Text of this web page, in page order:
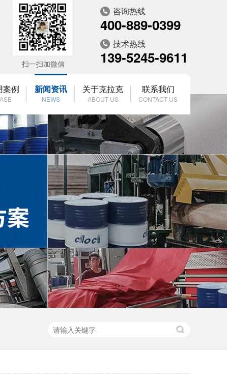
咨询热线
400-889-0399
技术热线
139-5245-9611
扫一扫加微信
案例 新闻资讯
NEWS
关于克拉克
ABOUT US
联系我们
CONTACT US